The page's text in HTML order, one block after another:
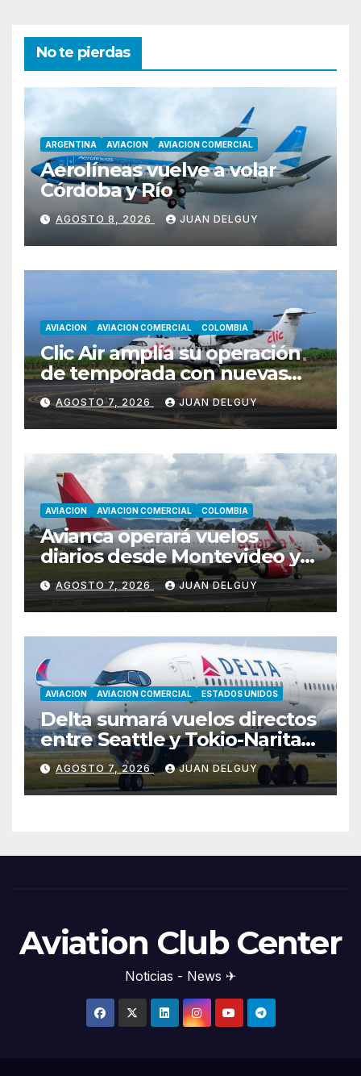
No te pierdas
ARGENTINA AVIACION AVIACION COMERCIAL
Aerolíneas vuelve a volar
Córdoba y Río
AGOSTO 8, 2026 JUAN DELGUY
AVIACION AVIACION COMERCIAL COLOMBIA
Clic Air amplía su operación
de temporada con nuevas
rutas hacia Cartagena y Tolú
AGOSTO 7, 2026 JUAN DELGUY
AVIACION AVIACION COMERCIAL COLOMBIA
Avianca operará vuelos
diarios desde Montevideo y
Asunción hacia Bogotá
AGOSTO 7, 2026 JUAN DELGUY
AVIACION AVIACION COMERCIAL ESTADOS UNIDOS
Delta sumará vuelos directos
entre Seattle y Tokio-Narita
desde marzo de 2027
AGOSTO 7, 2026 JUAN DELGUY
Aviation Club Center
Noticias - News ✈